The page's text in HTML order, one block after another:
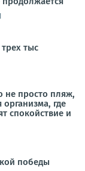
тыс
не просто пляж,
где
спокойствие и
победы